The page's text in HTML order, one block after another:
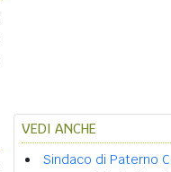
VEDI ANCHE
Sindaco di Paterno